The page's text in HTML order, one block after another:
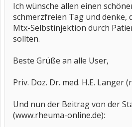
Ich wünsche allen einen
schmerzfreien Tag und denke,
Mtx-Selbstinjektion durch
sollten.
Beste Grüße an alle User,
Priv. Doz. Dr. med. H.E. Langer
Und nun der Beitrag von der
(www.rheuma-online.de):